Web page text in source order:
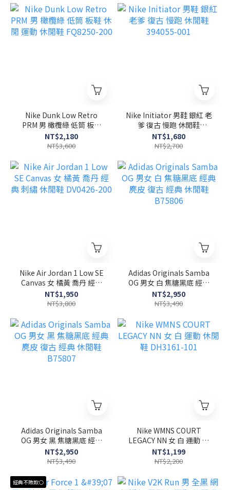
Nike Dunk Low Retro
PRM 男 橄欖綠 低筒 板鞋
休閒 運動 休閒鞋 FQ8250-
200
NT$2,180
NT$3,600
Nike Initiator 男鞋 銀紅 老
爹 復古 慢跑 休閒鞋
394055-001
NT$1,680
NT$2,700
Nike Air Jordan 1 Low SE
Canvas 女 橘黃 喬丹 經典
刺繡 休閒鞋 DV0426-200
NT$1,950
NT$3,800
Adidas Originals Samba
OG 男女 白 焦糖黑底 經典
麂皮 復古 經典 休閒鞋
B75806
NT$2,950
NT$3,490
Adidas Originals Samba
OG 男女 黑 焦糖黑底 經典
麂皮 復古 經典 休閒鞋
B75807
NT$2,950
NT$3,490
Nike WMNS COURT
LEGACY NN 女 白 運動 休
閒鞋 DH3161-101
NT$1,199
NT$2,200
經典不敗款⚪